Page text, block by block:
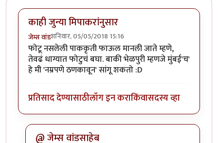
काही जुन्या मिपाकरांनुसार
जेम्स वांडशनिवार, 05/05/2018 15:16
फोटू नसलेली पाककृती फाऊल मानली जाते म्हणे,
तेवढं धाग्यात फोटुचं बघा. बाकी भेळपुरी म्हणजे मुंबई'च'
हे मी 'नम्रपणे ठणकावून' सांगू शकतो :D
प्रतिसाद देण्यासाठीलॉग इन कराकिंवासदस्य व्हा
@ जेम्स वांडसाहेब